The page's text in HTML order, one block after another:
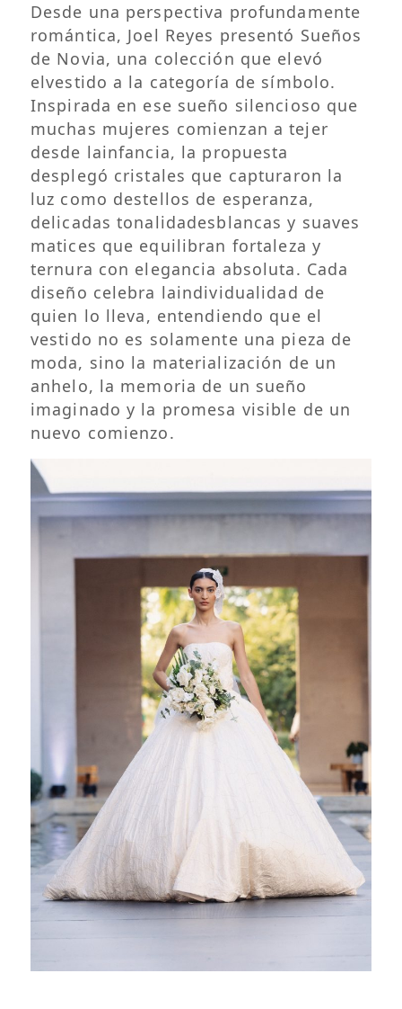
Desde una perspectiva profundamente
romántica, Joel Reyes presentó Sueños
de Novia, una colección que elevó
elvestido a la categoría de símbolo.
Inspirada en ese sueño silencioso que
muchas mujeres comienzan a tejer
desde lainfancia, la propuesta
desplegó cristales que capturaron la
luz como destellos de esperanza,
delicadas tonalidadesblancas y suaves
matices que equilibran fortaleza y
ternura con elegancia absoluta. Cada
diseño celebra laindividualidad de
quien lo lleva, entendiendo que el
vestido no es solamente una pieza de
moda, sino la materialización de un
anhelo, la memoria de un sueño
imaginado y la promesa visible de un
nuevo comienzo.